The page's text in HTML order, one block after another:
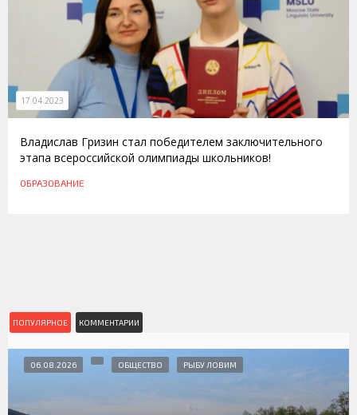
17.04.2023
Владислав Гризин стал победителем заключительного
этапа всероссийской олимпиады школьников!
ОБРАЗОВАНИЕ
ПОПУЛЯРНОЕ КОММЕНТАРИИ
06.08.2026 ОБЩЕСТВО РЫБУ ЛОВИМ